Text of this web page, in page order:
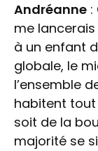
Andréanne :
me
à un enfant
globale, le
l’ensemble
habitent
soit de la
majorité se